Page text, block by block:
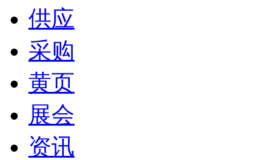
供应
采购
黄页
展会
资讯